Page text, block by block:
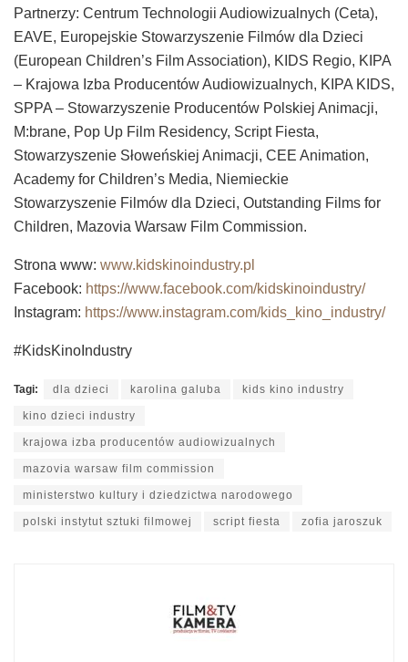
Partnerzy: Centrum Technologii Audiowizualnych (Ceta),
EAVE, Europejskie Stowarzyszenie Filmów dla Dzieci
(European Children’s Film Association), KIDS Regio, KIPA
– Krajowa Izba Producentów Audiowizualnych, KIPA KIDS,
SPPA – Stowarzyszenie Producentów Polskiej Animacji,
M:brane, Pop Up Film Residency, Script Fiesta,
Stowarzyszenie Słoweńskiej Animacji, CEE Animation,
Academy for Children’s Media, Niemieckie
Stowarzyszenie Filmów dla Dzieci, Outstanding Films for
Children, Mazovia Warsaw Film Commission.
Strona www: www.kidskinoindustry.pl
Facebook: https://www.facebook.com/kidskinoindustry/
Instagram: https://www.instagram.com/kids_kino_industry/
#KidsKinoIndustry
Tagi: dla dzieci karolina galuba kids kino industry
kino dzieci industry
krajowa izba producentów audiowizualnych
mazovia warsaw film commission
ministerstwo kultury i dziedzictwa narodowego
polski instytut sztuki filmowej script fiesta zofia jaroszuk